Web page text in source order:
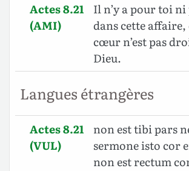
Actes 8.21
(AMI)
Il n’y a pour toi
dans cette
cœur n’est pas
Dieu.
Langues étrangères
Actes 8.21
(VUL)
non est tibi pars
sermone isto cor
non est rectum